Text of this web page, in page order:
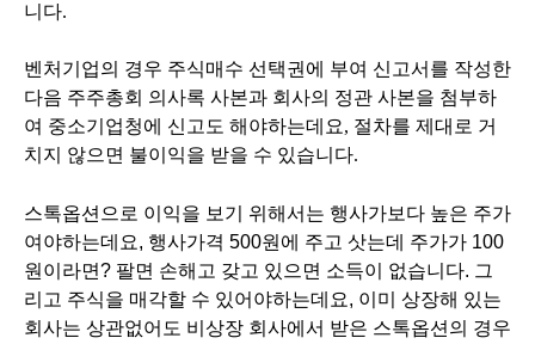
니다.
벤처기업의 경우 주식매수 선택권에 부여 신고서를 작성한
다음 주주총회 의사록 사본과 회사의 정관 사본을 첨부하
여 중소기업청에 신고도 해야하는데요, 절차를 제대로 거
치지 않으면 불이익을 받을 수 있습니다.
스톡옵션으로 이익을 보기 위해서는 행사가보다 높은 주가
여야하는데요, 행사가격 500원에 주고 삿는데 주가가 100
원이라면? 팔면 손해고 갖고 있으면 소득이 없습니다. 그
리고 주식을 매각할 수 있어야하는데요, 이미 상장해 있는
회사는 상관없어도 비상장 회사에서 받은 스톡옵션의 경우